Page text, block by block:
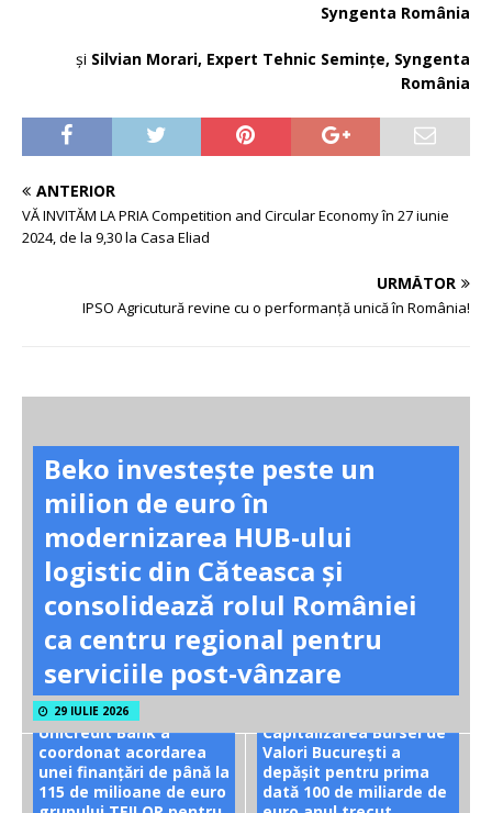
Syngenta România
și Silvian Morari, Expert Tehnic Semințe, Syngenta
România
ANTERIOR
VĂ INVITĂM LA PRIA Competition and Circular Economy în 27 iunie
2024, de la 9,30 la Casa Eliad
URMĂTOR
IPSO Agricutură revine cu o performanță unică în România!
Beko investește peste un
milion de euro în
modernizarea HUB-ului
logistic din Căteasca și
consolidează rolul României
ca centru regional pentru
serviciile post-vânzare
29 IULIE 2026
UniCredit Bank a
coordonat acordarea
unei finanțări de până la
115 de milioane de euro
Capitalizarea Bursei de
Valori București a
depășit pentru prima
dată 100 de miliarde de